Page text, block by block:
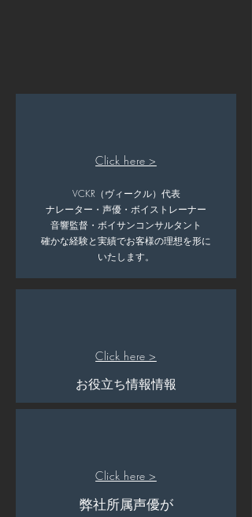
Click here >
V‪C‬KR（ヴィークル）代表
​ナレーター・声優・ボイストレーナー
音響監督・ボイサンコンサルタント
​確かな経験と実績でお客様の理想を形に
いたします。
Click here >
お役立ち情報情報
Click here >
弊社所属声優が